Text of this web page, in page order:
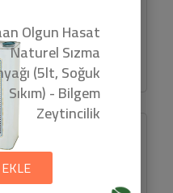
EKLE
Olgun Hasat
Naturel Sızma
(5lt, Soğuk
Sıkım) - Bilgem
Zeytincilik